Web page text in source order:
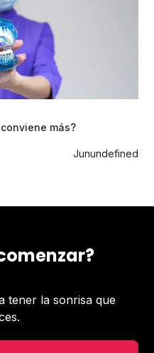
más?
Junundefined
tener la sonrisa que